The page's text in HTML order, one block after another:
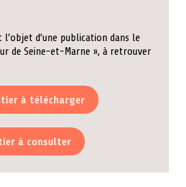
d’une publication dans le
de Seine-et-Marne », à retrouver
à télécharger
à consulter